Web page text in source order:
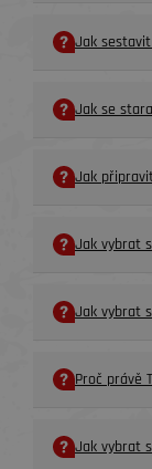
Jak
Jak se
Jak
Jak vybrat
Jak vybrat
Proč právě
Jak vybrat